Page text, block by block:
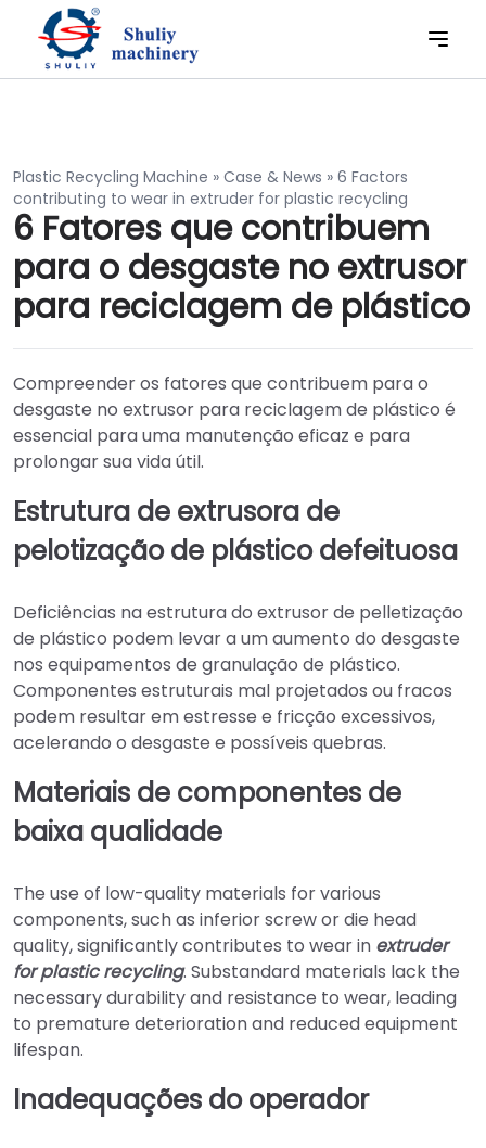
Plastic Recycling Machine » Case & News » 6 Factors
contributing to wear in extruder for plastic recycling
6 Fatores que contribuem
para o desgaste no extrusor
para reciclagem de plástico
Compreender os fatores que contribuem para o
desgaste no extrusor para reciclagem de plástico é
essencial para uma manutenção eficaz e para
prolongar sua vida útil.
Estrutura de extrusora de
pelotização de plástico defeituosa
Deficiências na estrutura do extrusor de pelletização
de plástico podem levar a um aumento do desgaste
nos equipamentos de granulação de plástico.
Componentes estruturais mal projetados ou fracos
podem resultar em estresse e fricção excessivos,
acelerando o desgaste e possíveis quebras.
Materiais de componentes de
baixa qualidade
The use of low-quality materials for various
components, such as inferior screw or die head
quality, significantly contributes to wear in extruder
for plastic recycling. Substandard materials lack the
necessary durability and resistance to wear, leading
to premature deterioration and reduced equipment
lifespan.
Inadequações do operador